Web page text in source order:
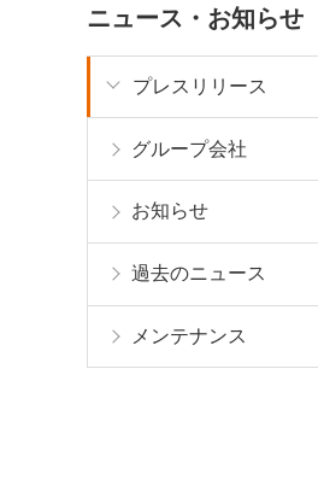
ニュース・お知らせ
プレスリリース
グループ会社
お知らせ
過去のニュース
メンテナンス